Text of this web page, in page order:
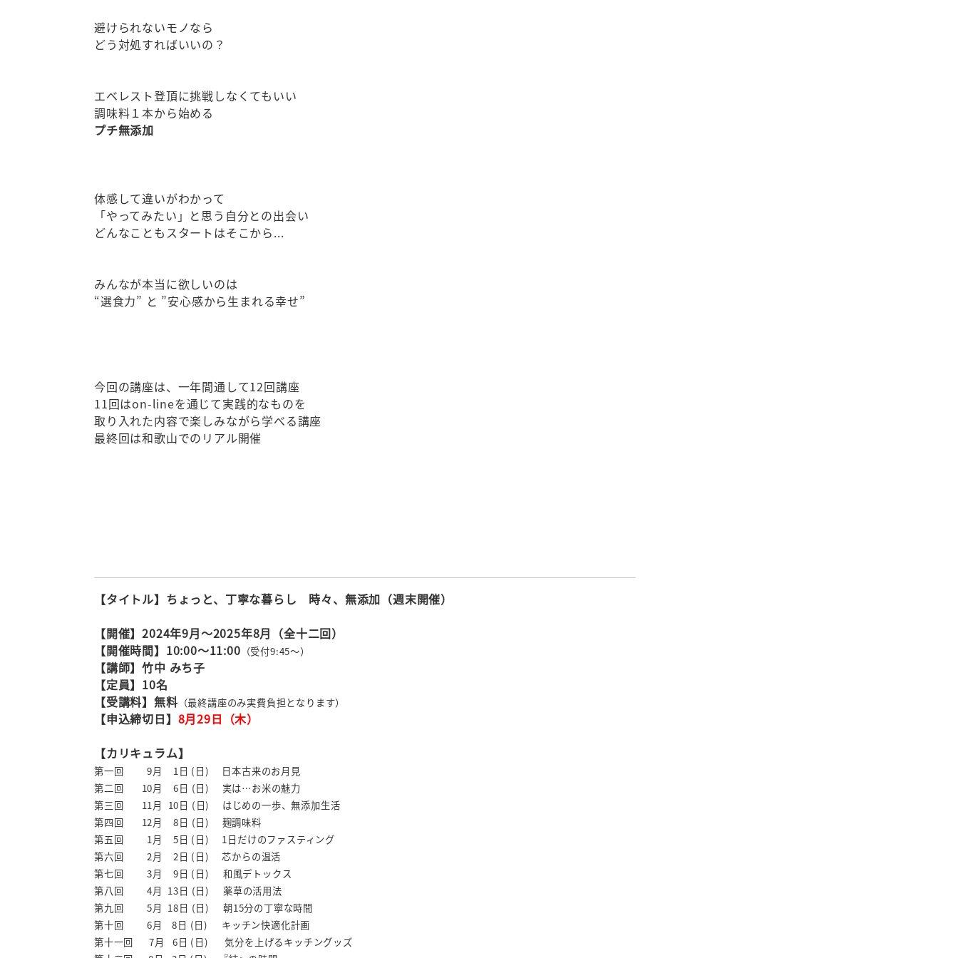
避けられないモノなら
どう対処すればいいの？
エベレスト登頂に挑戦しなくてもいい
調味料１本から始める
プチ無添加
体感して違いがわかって
「やってみたい」と思う自分との出会い
どんなこともスタートはそこから...
みんなが本当に欲しいのは
“選食力” と ”安心感から生まれる幸せ”
今回の講座は、一年間通して12回講座
11回はon-lineを通じて実践的なものを
取り入れた内容で楽しみながら学べる講座
最終回は和歌山でのリアル開催
【タイトル】ちょっと、丁寧な暮らし 時々、無添加（週末開催）
【開催】2024年9月～2025年8月（全十二回）
【開催時間】10:00～11:00 （受付9:45～）
【講師】竹中 みち子
【定員】10名
【受講料】無料 （最終講座のみ実費負担となります）
【申込締切日】 8月29日（木）
【カリキュラム】
第一回 9月 1日 (日) 日本古来のお月見
第二回 10月 6日 (日)
実は…お米の魅力
第三回 11月 10日 (日) はじめの一歩、無添加生活
第四回 12月 8日 (日) 麹調味料
第五回 1月 5日 (日) 1日だけのファスティング
第六回 2月 2日 (日) 芯からの温活
第七回 3月 9日 (日) 和風デトックス
第八回 4月 13日 (日) 薬草の活用法
第九回 5月 18日 (日) 朝15分の丁寧な時間
第十回 6月
8日 (日) キッチン快適化計画
第十一回
7月 6日 (日) 気分を上げるキッチングッズ